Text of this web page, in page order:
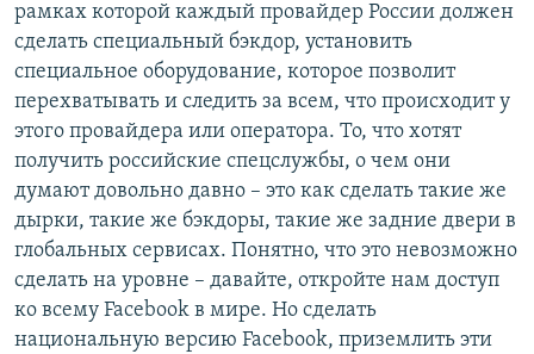
рамках которой каждый провайдер России должен
сделать специальный бэкдор, установить
специальное оборудование, которое позволит
перехватывать и следить за всем, что происходит у
этого провайдера или оператора. То, что хотят
получить российские спецслужбы, о чем они
думают довольно давно – это как сделать такие же
дырки, такие же бэкдоры, такие же задние двери в
глобальных сервисах. Понятно, что это невозможно
сделать на уровне – давайте, откройте нам доступ
ко всему Facebook в мире. Но сделать
национальную версию Facebook, приземлить эти